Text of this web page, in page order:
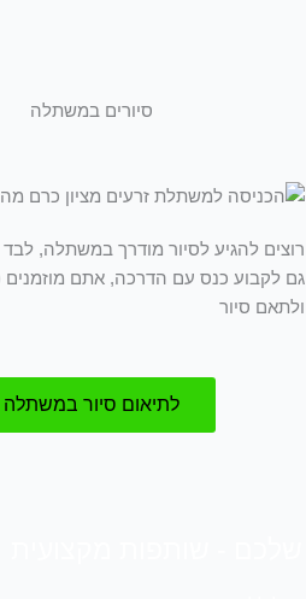
סיורים במשתלה
רוצים להגיע לסיור מודרך במשתלה, לבד
גם לקבוע כנס עם הדרכה, אתם מוזמנים
ולתאם סיור
לתיאום סיור במשתלה